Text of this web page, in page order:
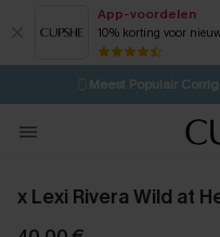
App-voordelen
10% korting voor
⚡️LAATSTE
🩱Meest Populair
💌Abonneer je &
Koop 3, krijg
x Lexi Rivera Wild at